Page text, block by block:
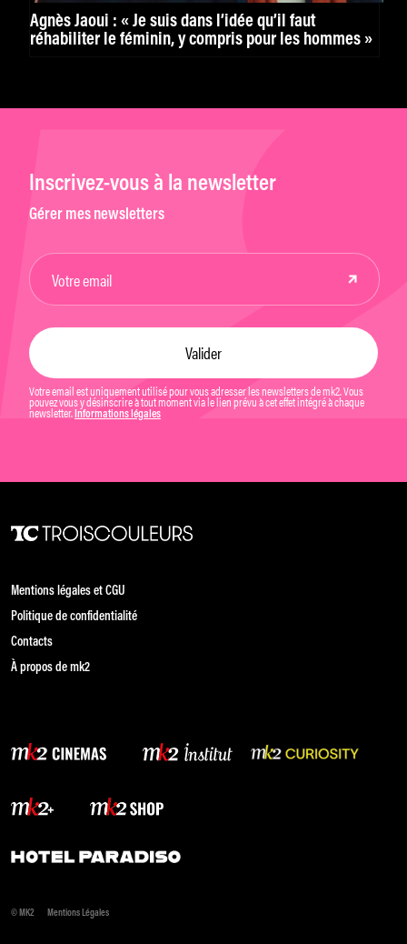
Agnès Jaoui : « Je suis dans l’idée qu’il faut
réhabiliter le féminin, y compris pour les hommes »
Inscrivez-vous à la newsletter
Gérer mes newsletters
Votre email est uniquement utilisé pour vous adresser les newsletters de mk2. Vous
pouvez vous y désinscrire à tout moment via le lien prévu à cet effet intégré à chaque
newsletter. Informations légales
Mentions légales et CGU
Politique de confidentialité
Contacts
À propos de mk2
© MK2 Mentions Légales